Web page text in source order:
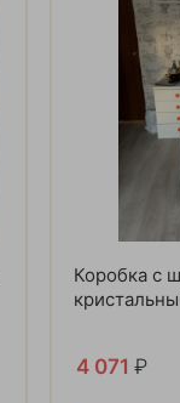
Коробка с
4 071 ₽